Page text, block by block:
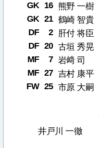
GK 16 熊野 一樹
GK 21 鶴崎 智貴
DF
2 肝付 将臣
DF 20 古垣 秀晃
MF
7 岩﨑 司
MF 27 吉村 康平
FW 25 市原 大嗣
井戸川 一徹